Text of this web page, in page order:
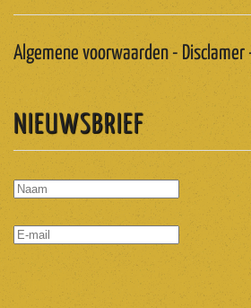
Algemene voorwaarden -
NIEUWSBRIEF